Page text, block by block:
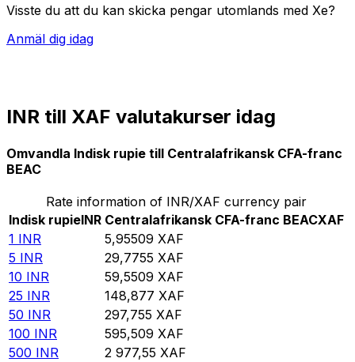
Visste du att du kan skicka pengar utomlands med Xe?
Anmäl dig idag
INR till XAF valutakurser idag
Omvandla Indisk rupie till Centralafrikansk CFA-franc
BEAC
Rate information of INR/XAF currency pair
Indisk rupieINR Centralafrikansk CFA-franc BEACXAF
1 INR 5,95509 XAF
5 INR 29,7755 XAF
10 INR 59,5509 XAF
25 INR 148,877 XAF
50 INR 297,755 XAF
100 INR 595,509 XAF
500 INR 2 977,55 XAF